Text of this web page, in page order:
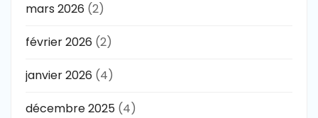
mars 2026 (2)
février 2026 (2)
janvier 2026 (4)
décembre 2025 (4)